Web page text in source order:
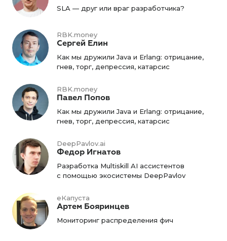
SLA — друг или враг разработчика?
RBK.money
Сергей Елин
Как мы дружили Java и Erlang: отрицание,
гнев, торг, депрессия, катарсис
RBK.money
Павел Попов
Как мы дружили Java и Erlang: отрицание,
гнев, торг, депрессия, катарсис
DeepPavlov.ai
Федор Игнатов
Разработка Multiskill AI ассистентов
с помощью экосистемы DeepPavlov
еКапуста
Артем Бояринцев
Мониторинг распределения фич